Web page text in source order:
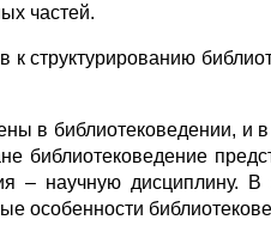
частей.
структурированию
в библиотековедении, и
библиотековедение
– научную дисциплину.
особенности